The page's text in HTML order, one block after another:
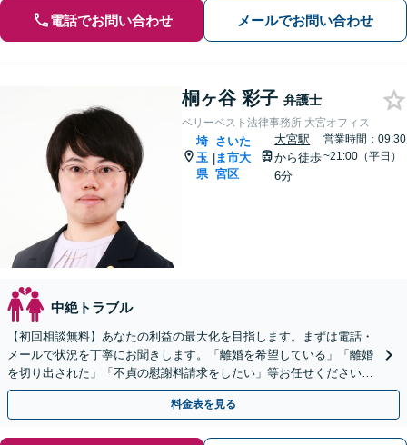
電話でお問い合わせ メールでお問い合わせ
桐ヶ谷 彩子 弁護士
ベリーベスト法律事務所 大宮オフィス
埼
玉
県
|
さいた
ま市大
宮区
大宮駅
から徒歩
6分
営業時間：09:30
~21:00（平日）
中絶トラブル
【初回相談無料】あなたの利益の最大化を目指します。まずは電話・
メールで状況を丁寧にお聞きします。「離婚を希望している」「離婚
を切り出された」「不貞の慰謝料請求をしたい」等お任せください。
【リーズナブルな料金設定】
料金表を見る